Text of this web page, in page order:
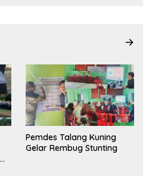
Pemdes Talang Kuning
Gelar Rembug Stunting